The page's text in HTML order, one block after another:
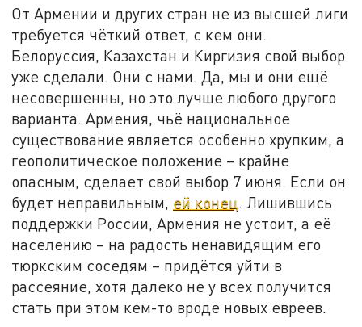
От Армении и других стран не из высшей лиги
требуется чёткий ответ, с кем они.
Белоруссия, Казахстан и Киргизия свой выбор
уже сделали. Они с нами. Да, мы и они ещё
несовершенны, но это лучше любого другого
варианта. Армения, чьё национальное
существование является особенно хрупким, а
геополитическое положение – крайне
опасным, сделает свой выбор 7 июня. Если он
будет неправильным, ей конец. Лишившись
поддержки России, Армения не устоит, а её
населению – на радость ненавидящим его
тюркским соседям – придётся уйти в
рассеяние, хотя далеко не у всех получится
стать при этом кем-то вроде новых евреев.